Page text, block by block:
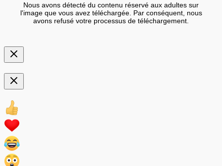
Nous avons détecté du contenu réservé aux adultes sur
l'image que vous avez téléchargée. Par conséquent, nous
avons refusé votre processus de téléchargement.